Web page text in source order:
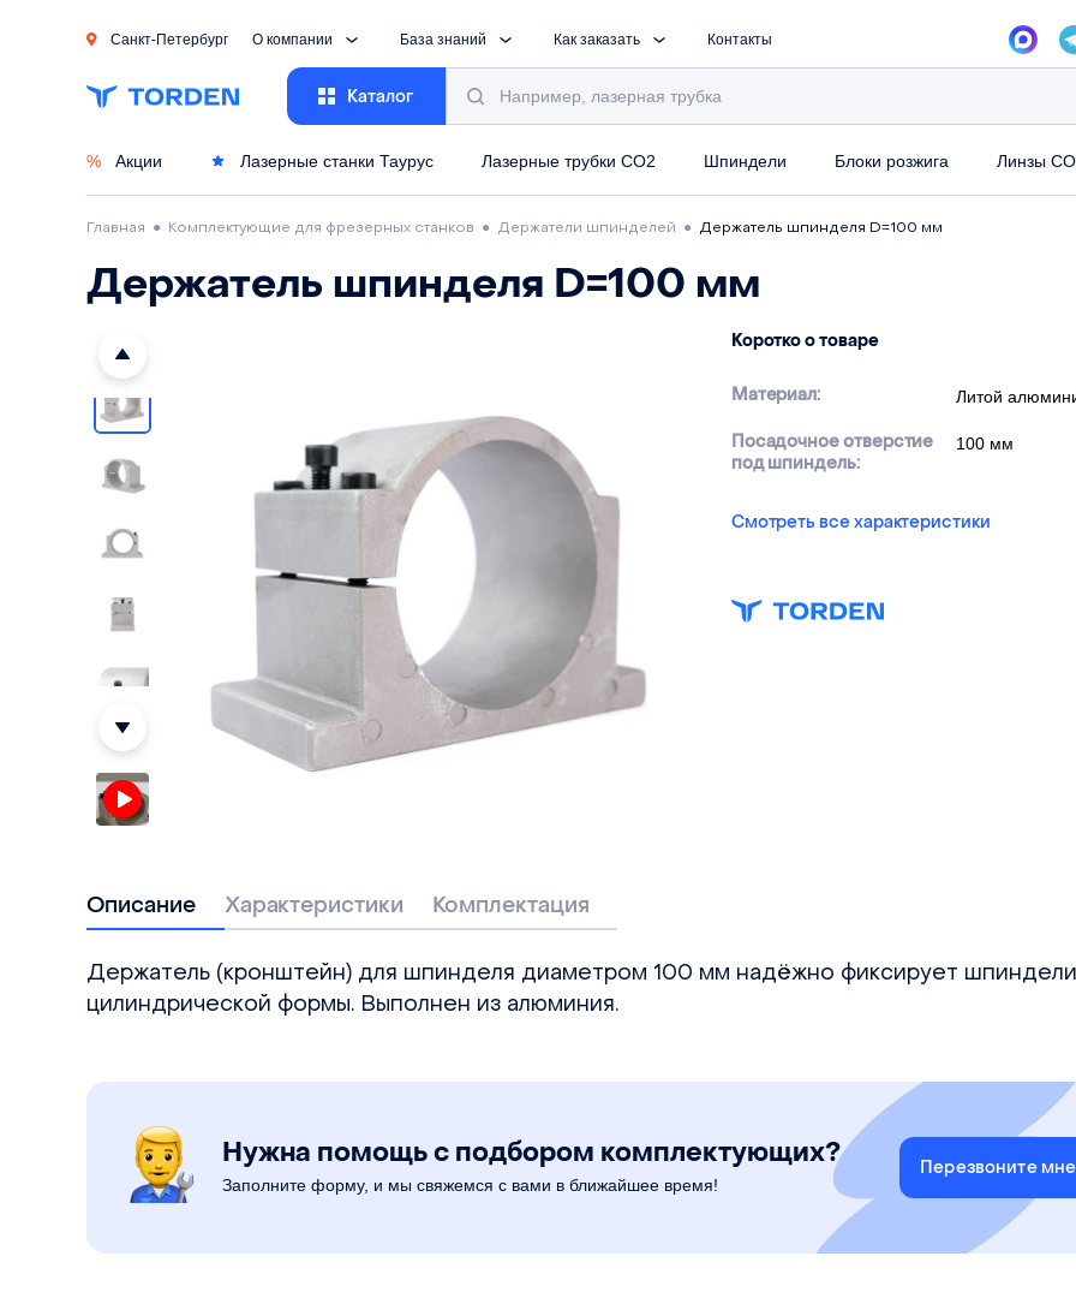
Санкт-Петербург О компании База знаний Как заказать Контакты
Каталог
% Акции Лазерные станки Таурус Лазерные трубки CO2 Шпиндели Блоки розжига Линзы
Главная ● Комплектующие для фрезерных станков ● Держатели шпинделей ● Держатель шпинделя D=100 мм
Держатель шпинделя D=100 мм
Коротко о товаре
Материал: Литой
Посадочное отверстие
под шпиндель:
100 мм
Смотреть все характеристики
Описание Характеристики Комплектация
Держатель (кронштейн) для шпинделя диаметром 100 мм надёжно фиксирует шпиндели
цилиндрической формы. Выполнен из алюминия.
Нужна помощь с подбором комплектующих?
Заполните форму, и мы свяжемся с вами в ближайшее время!
Перезвоните мне